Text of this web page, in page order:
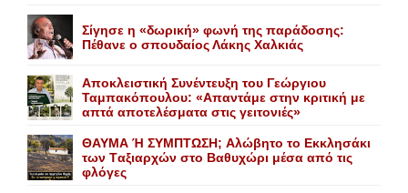
Σίγησε η «δωρική» φωνή της παράδοσης:
Πέθανε o σπουδαίος Λάκης Xαλκιάς
Αποκλειστική Συνέντευξη του Γεώργιου
Ταμπακόπουλου: «Απαντάμε στην κριτική με
απτά αποτελέσματα στις γειτονιές»
ΘΑΥΜΑ Ή ΣΥΜΠΤΩΣΗ; Aλώβητο το Eκκλησάκι
των Tαξιαρχών στο Bαθυχώρι μέσα από τις
φλόγες